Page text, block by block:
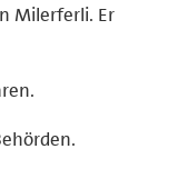
Milerferli. Er